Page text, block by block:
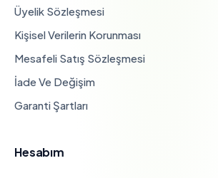
Üyelik Sözleşmesi
Kişisel Verilerin Korunması
Mesafeli Satış Sözleşmesi
İade Ve Değişim
Garanti Şartları
Hesabım